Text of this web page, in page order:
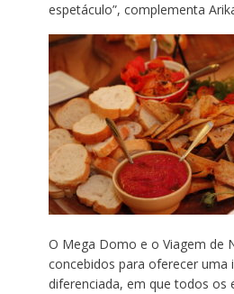
espetáculo”, complementa
O Mega Domo e o Viagem de
concebidos para oferecer uma
diferenciada, em que todos os